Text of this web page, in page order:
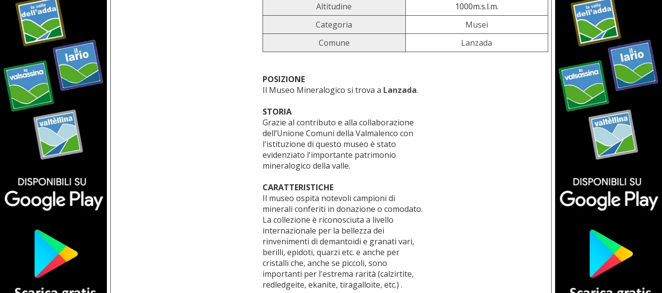
Altitudine
1000m.s.l.m.
Categoria
Musei
Comune
Lanzada
POSIZIONE
Il Museo Mineralogico si trova a Lanzada.
STORIA
Grazie al contributo e alla collaborazione
dell’Unione Comuni della Valmalenco con
l'istituzione di questo museo è stato
evidenziato l'importante patrimonio
mineralogico della valle.
CARATTERISTICHE
Il museo ospita notevoli campioni di
minerali conferiti in donazione o comodato.
La collezione è riconosciuta a livello
internazionale per la bellezza dei
rinvenimenti di demantoidi e granati vari,
berilli, epidoti, quarzi etc. e anche per
cristalli che, anche se piccoli, sono
importanti per l'estrema rarità (calzirtite,
redledgeite, ekanite, tiragalloite, etc.) .